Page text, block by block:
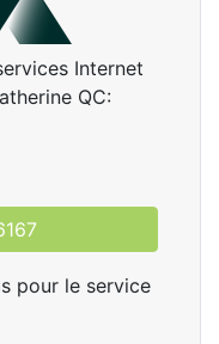
Internet
QC:
pour le service